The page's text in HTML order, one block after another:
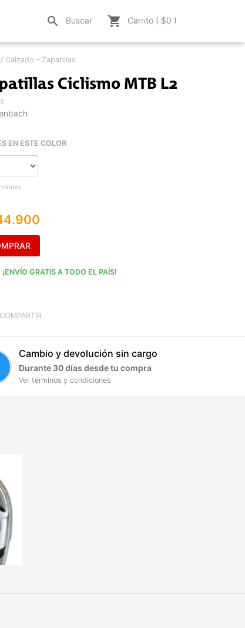
search Buscar shopping_cart Carrito ( $0 )
Calzado – Zapatillas
Ciclismo MTB L2
EN ESTE COLOR
¡ENVÍO GRATIS A TODO EL PAÍS!
COMPARTIR
Cambio y devolución sin cargo
Durante 30 días desde tu compra
Ver términos y condiciones